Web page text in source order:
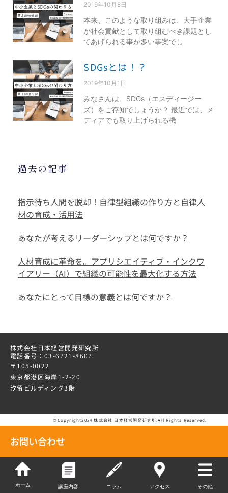
2019年10月8日
本来、このような取り組みは、大手企業
が社会貢献として取り組むべき課題とし
てあげられる事が多い事案でし
SDGsとは！？
2019年10月1日
みなさんは、SDGs（エスディージー
ズ）をご存知でしょうか？ 最近では、メ
ディアでも取り上げられる機
過去の記事
指示待ち人間を脱却！自律型組織の作り方と自律人
材の育成・活用法
あなたが考えるリーダーシップとは何ですか？
人材育成に革命を。アプリシエイティブ・インクワ
イアリー（AI）で組織の可能性を最大化する方法
あなたにとって目標の意義とは何ですか？
株式会社日本経営開発研究所
電話番号：03-6721-8607
〒105-0022
東京都港区海岸1-2-20
汐留ビルディング3階
©Copyright2024 株式会社 日本経営開発研究所.All Rights Reserved.
お問い合わせ
ホーム 講座内容 コラム アクセス その他